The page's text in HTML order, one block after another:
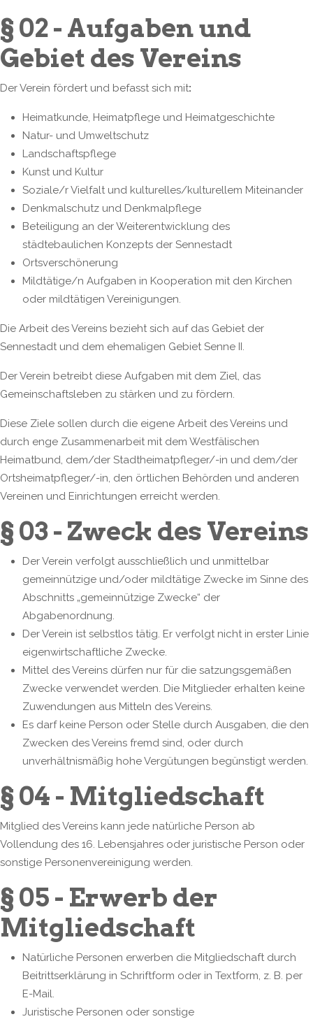
§ 02 - Aufgaben und
Gebiet des Vereins
Der Verein fördert und befasst sich mit:
Heimatkunde, Heimatpflege und Heimatgeschichte
Natur- und Umweltschutz
Landschaftspflege
Kunst und Kultur
Soziale/r Vielfalt und kulturelles/kulturellem Miteinander
Denkmalschutz und Denkmalpflege
Beteiligung an der Weiterentwicklung des
städtebaulichen Konzepts der Sennestadt
Ortsverschönerung
Mildtätige/n Aufgaben in Kooperation mit den Kirchen
oder mildtätigen Vereinigungen.
Die Arbeit des Vereins bezieht sich auf das Gebiet der
Sennestadt und dem ehemaligen Gebiet Senne II.
Der Verein betreibt diese Aufgaben mit dem Ziel, das
Gemeinschaftsleben zu stärken und zu fördern.
Diese Ziele sollen durch die eigene Arbeit des Vereins und
durch enge Zusammenarbeit mit dem Westfälischen
Heimatbund, dem/der Stadtheimatpfleger/-in und dem/der
Ortsheimatpfleger/-in, den örtlichen Behörden und anderen
Vereinen und Einrichtungen erreicht werden.
§ 03 - Zweck des Vereins
Der Verein verfolgt ausschließlich und unmittelbar
gemeinnützige und/oder mildtätige Zwecke im Sinne des
Abschnitts „gemeinnützige Zwecke“ der
Abgabenordnung.
Der Verein ist selbstlos tätig. Er verfolgt nicht in erster Linie
eigenwirtschaftliche Zwecke.
Mittel des Vereins dürfen nur für die satzungsgemäßen
Zwecke verwendet werden. Die Mitglieder erhalten keine
Zuwendungen aus Mitteln des Vereins.
Es darf keine Person oder Stelle durch Ausgaben, die den
Zwecken des Vereins fremd sind, oder durch
unverhältnismäßig hohe Vergütungen begünstigt werden.
§ 04 - Mitgliedschaft
Mitglied des Vereins kann jede natürliche Person ab
Vollendung des 16. Lebensjahres oder juristische Person oder
sonstige Personenvereinigung werden.
§ 05 - Erwerb der
Mitgliedschaft
Natürliche Personen erwerben die Mitgliedschaft durch
Beitrittserklärung in Schriftform oder in Textform, z. B. per
E-Mail.
Juristische Personen oder sonstige